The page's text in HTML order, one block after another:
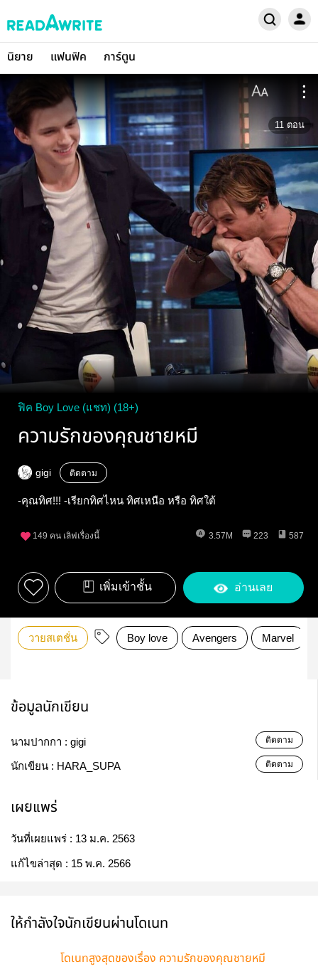
นิยาย แฟนฟิค การ์ตูน
11 ตอน
ฟิค Boy Love (แชท) (18+)
ความรักของคุณชายหมี
gigi ติดตาม
-คุณทิศ!!! -เรียกทิศไหน ทิศเหนือ หรือ ทิศใต้
149 คน เลิฟเรื่องนี้ 3.57M 223 587
เพิ่มเข้าชั้น อ่านเลย
วายสเตชั่น Boy love Avengers Marvel
ข้อมูลนักเขียน
นามปากกา : gigi ติดตาม
นักเขียน : HARA_SUPA ติดตาม
เผยแพร่
วันที่เผยแพร่ : 13 ม.ค. 2563
แก้ไขล่าสุด : 15 พ.ค. 2566
ให้กำลังใจนักเขียนผ่านโดเนท
โดเนทสูงสุดของเรื่อง ความรักของคุณชายหมี